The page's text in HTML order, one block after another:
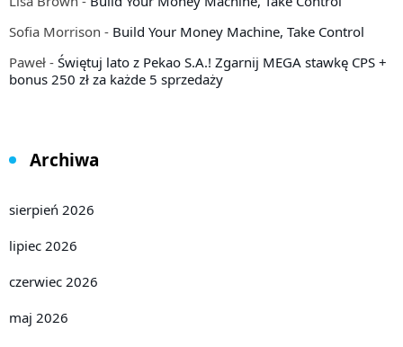
Sofia Morrison - Build Your Money Machine, Take Control
Paweł - Świętuj lato z Pekao S.A.! Zgarnij MEGA stawkę CPS +
bonus 250 zł za każde 5 sprzedaży
Archiwa
sierpień 2026
lipiec 2026
czerwiec 2026
maj 2026